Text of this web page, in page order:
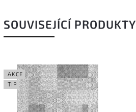
SOUVISEJÍCÍ PRODUKTY
AKCE
TIP